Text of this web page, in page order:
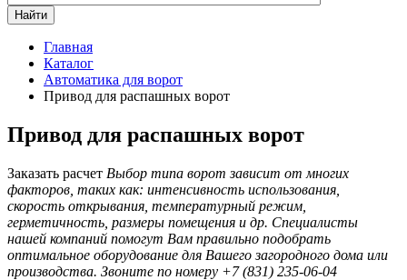
Найти
Главная
Каталог
Автоматика для ворот
Привод для распашных ворот
Привод для распашных ворот
Заказать расчет Выбор типа ворот зависит от многих
факторов, таких как: интенсивность использования,
скорость открывания, температурный режим,
герметичность, размеры помещения и др. Специалисты
нашей компаний помогут Вам правильно подобрать
оптимальное оборудование для Вашего загородного дома или
производства. Звоните по номеру +7 (831) 235-06-04